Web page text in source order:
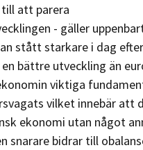
att parera
- gäller
stått starkare i dag
bättre utveckling än
viktiga
vilket innebär att
ekonomi utan något
snarare bidrar till